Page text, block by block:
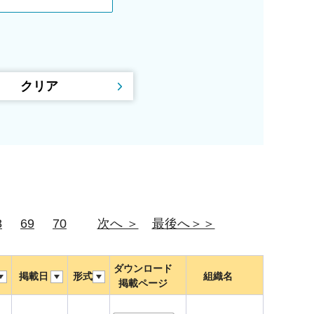
69 70 次へ ＞ 最後へ＞＞
掲載日 形式
ダウンロード
掲載ページ
組織名